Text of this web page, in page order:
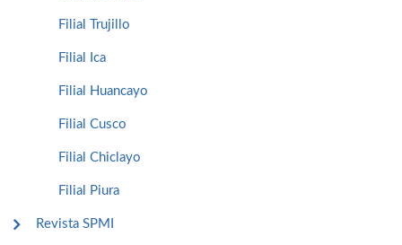
Filial Trujillo
Filial Ica
Filial Huancayo
Filial Cusco
Filial Chiclayo
Filial Piura
Revista SPMI